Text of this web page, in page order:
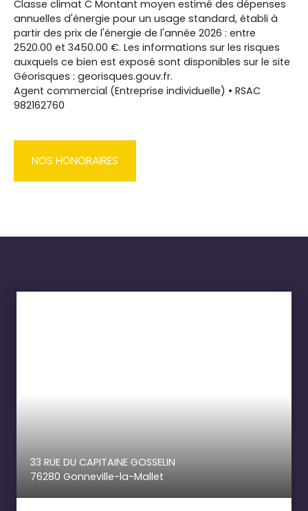
Classe climat C Montant moyen estimé des dépenses
annuelles d'énergie pour un usage standard, établi à
partir des prix de l'énergie de l'année 2026 : entre
2520.00 et 3450.00 €. Les informations sur les risques
auxquels ce bien est exposé sont disponibles sur le site
Géorisques : georisques.gouv.fr.
Agent commercial (Entreprise individuelle) • RSAC
982162760
NOS HONORAIRES
33 RUE DU CAPITAINE GOSSELIN
76280 Gonneville-la-Mallet